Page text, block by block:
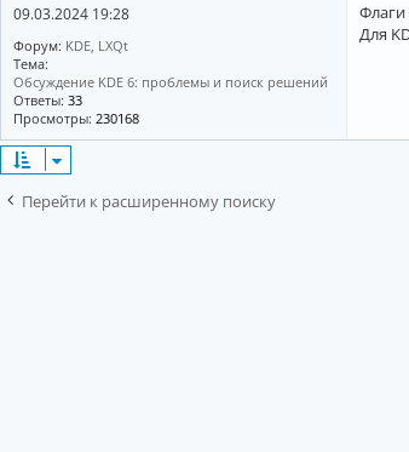
09.03.2024 19:28
Форум: KDE, LXQt
Тема:
Обсуждение KDE 6: проблемы и поиск решений
Ответы: 33
Просмотры: 230168
Флаги
Для
Перейти к расширенному поиску